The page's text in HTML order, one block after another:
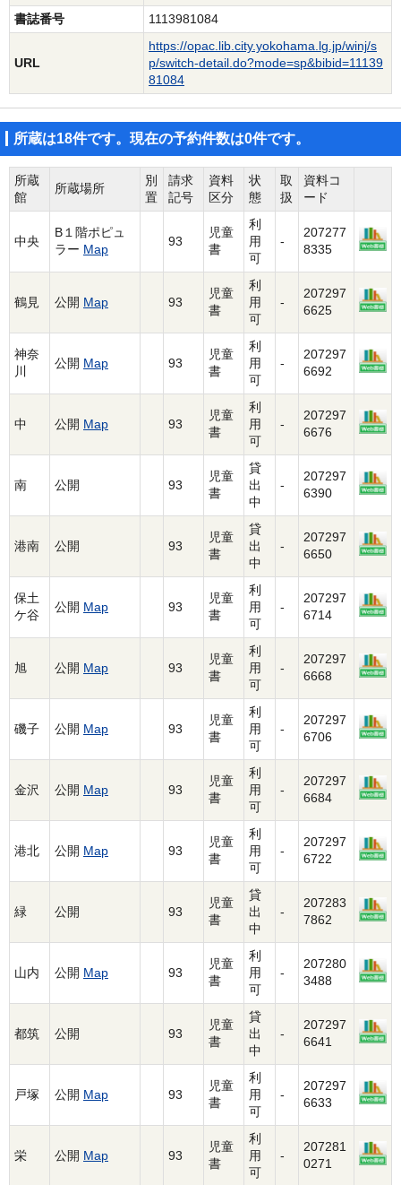
書誌番号
1113981084
URL
https://opac.lib.city.yokohama.lg.jp/winj/s
p/switch-detail.do?mode=sp&bibid=11139
81084
所蔵は18件です。現在の予約件数は0件です。
所蔵
館
所蔵場所
別
置
請求
記号
資料
区分
状
態
取
扱
資料コ
ード
中央
B１階ポピュ
ラー Map
93
児童
書
利
用
可
-
207277
8335
鶴見 公開 Map 93
児童
書
利
用
可
-
207297
6625
神奈
川
公開 Map 93
児童
書
利
用
可
-
207297
6692
中 公開 Map 93
児童
書
利
用
可
-
207297
6676
南 公開 93
児童
書
貸
出
中
-
207297
6390
港南 公開 93
児童
書
貸
出
中
-
207297
6650
保土
ケ谷
公開 Map 93
児童
書
利
用
可
-
207297
6714
旭 公開 Map 93
児童
書
利
用
可
-
207297
6668
磯子 公開 Map 93
児童
書
利
用
可
-
207297
6706
金沢 公開 Map 93
児童
書
利
用
可
-
207297
6684
港北 公開 Map 93
児童
書
利
用
可
-
207297
6722
緑 公開 93
児童
書
貸
出
中
-
207283
7862
山内 公開 Map 93
児童
書
利
用
可
-
207280
3488
都筑 公開 93
児童
書
貸
出
中
-
207297
6641
戸塚 公開 Map 93
児童
書
利
用
可
-
207297
6633
栄 公開 Map 93
児童
書
利
用
可
-
207281
0271